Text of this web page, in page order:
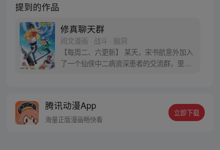
提到的作品
修真聊天群
阅文漫画 · 战斗 · 脑洞
【每周二、六更新】 某天，宋书航意外加入
了一个仙侠中二病资深患者的交流群，里面
丹、闯秘境、炼功经验啥的。 突然有一天，
潜水良久的他发现……群里每一个群员竟然
腾讯动漫App
海量正版漫画畅快看
立即下载